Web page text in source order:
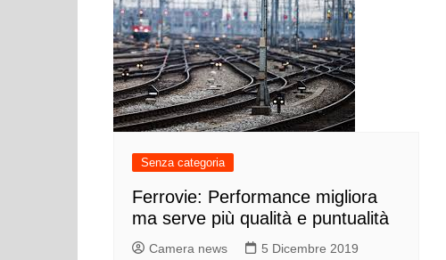
Senza categoria
Ferrovie: Performance migliora
ma serve più qualità e puntualità
Camera news 5 Dicembre 2019